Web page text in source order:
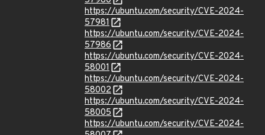
https://ubuntu.com/security/CVE-2024-
57981
https://ubuntu.com/security/CVE-2024-
57986
https://ubuntu.com/security/CVE-2024-
58001
https://ubuntu.com/security/CVE-2024-
58002
https://ubuntu.com/security/CVE-2024-
58005
https://ubuntu.com/security/CVE-2024-